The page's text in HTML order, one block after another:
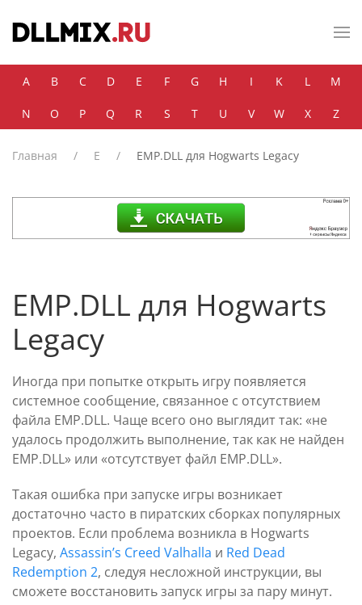
Skip to main content
A B C D E F G H I K L M
N O P Q R S T U V W X Z
Главная E EMP.DLL для Hogwarts Legacy
EMP.DLL для Hogwarts
Legacy
Иногда при попытке открыть игру появляется
системное сообщение, связанное с отсутствием
файла EMP.DLL. Чаще всего оно выглядит так: «не
удалось продолжить выполнение, так как не найден
EMP.DLL» или «отсутствует файл EMP.DLL».
Такая ошибка при запуске игры возникает
достаточно часто в пиратских сборках популярных
проектов. Если проблема возникла в Hogwarts
Legacy, Assassin’s Creed Valhalla и Red Dead
Redemption 2, следуя несложной инструкции, вы
сможете восстановить запуск игры за пару минут.